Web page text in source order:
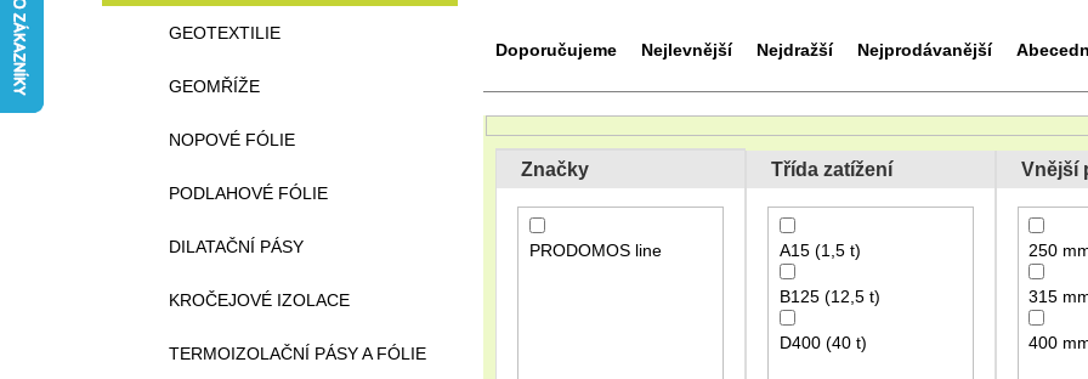
n
GEOTEXTILIE
GEOMŘÍŽE
NOPOVÉ FÓLIE
PODLAHOVÉ FÓLIE
DILATAČNÍ PÁSY
KROČEJOVÉ IZOLACE
TERMOIZOLAČNÍ PÁSY A FÓLIE
e
Doporučujeme Nejlevnější Nejdražší Nejprodávanější
Značky
PRODOMOS line
Třída zatížení
A15 (1,5 t)
B125 (12,5 t)
D400 (40 t)
Vnější
250
315
400